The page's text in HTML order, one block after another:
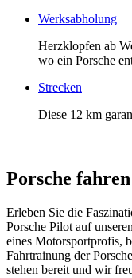
Werksabholung
Herzklopfen ab
wo ein Porsche
Strecken
Diese 12 km
Porsche fahren
Erleben Sie die
Porsche Pilot auf
eines Motorsportprofis,
Fahrtrainung der
stehen bereit und wir